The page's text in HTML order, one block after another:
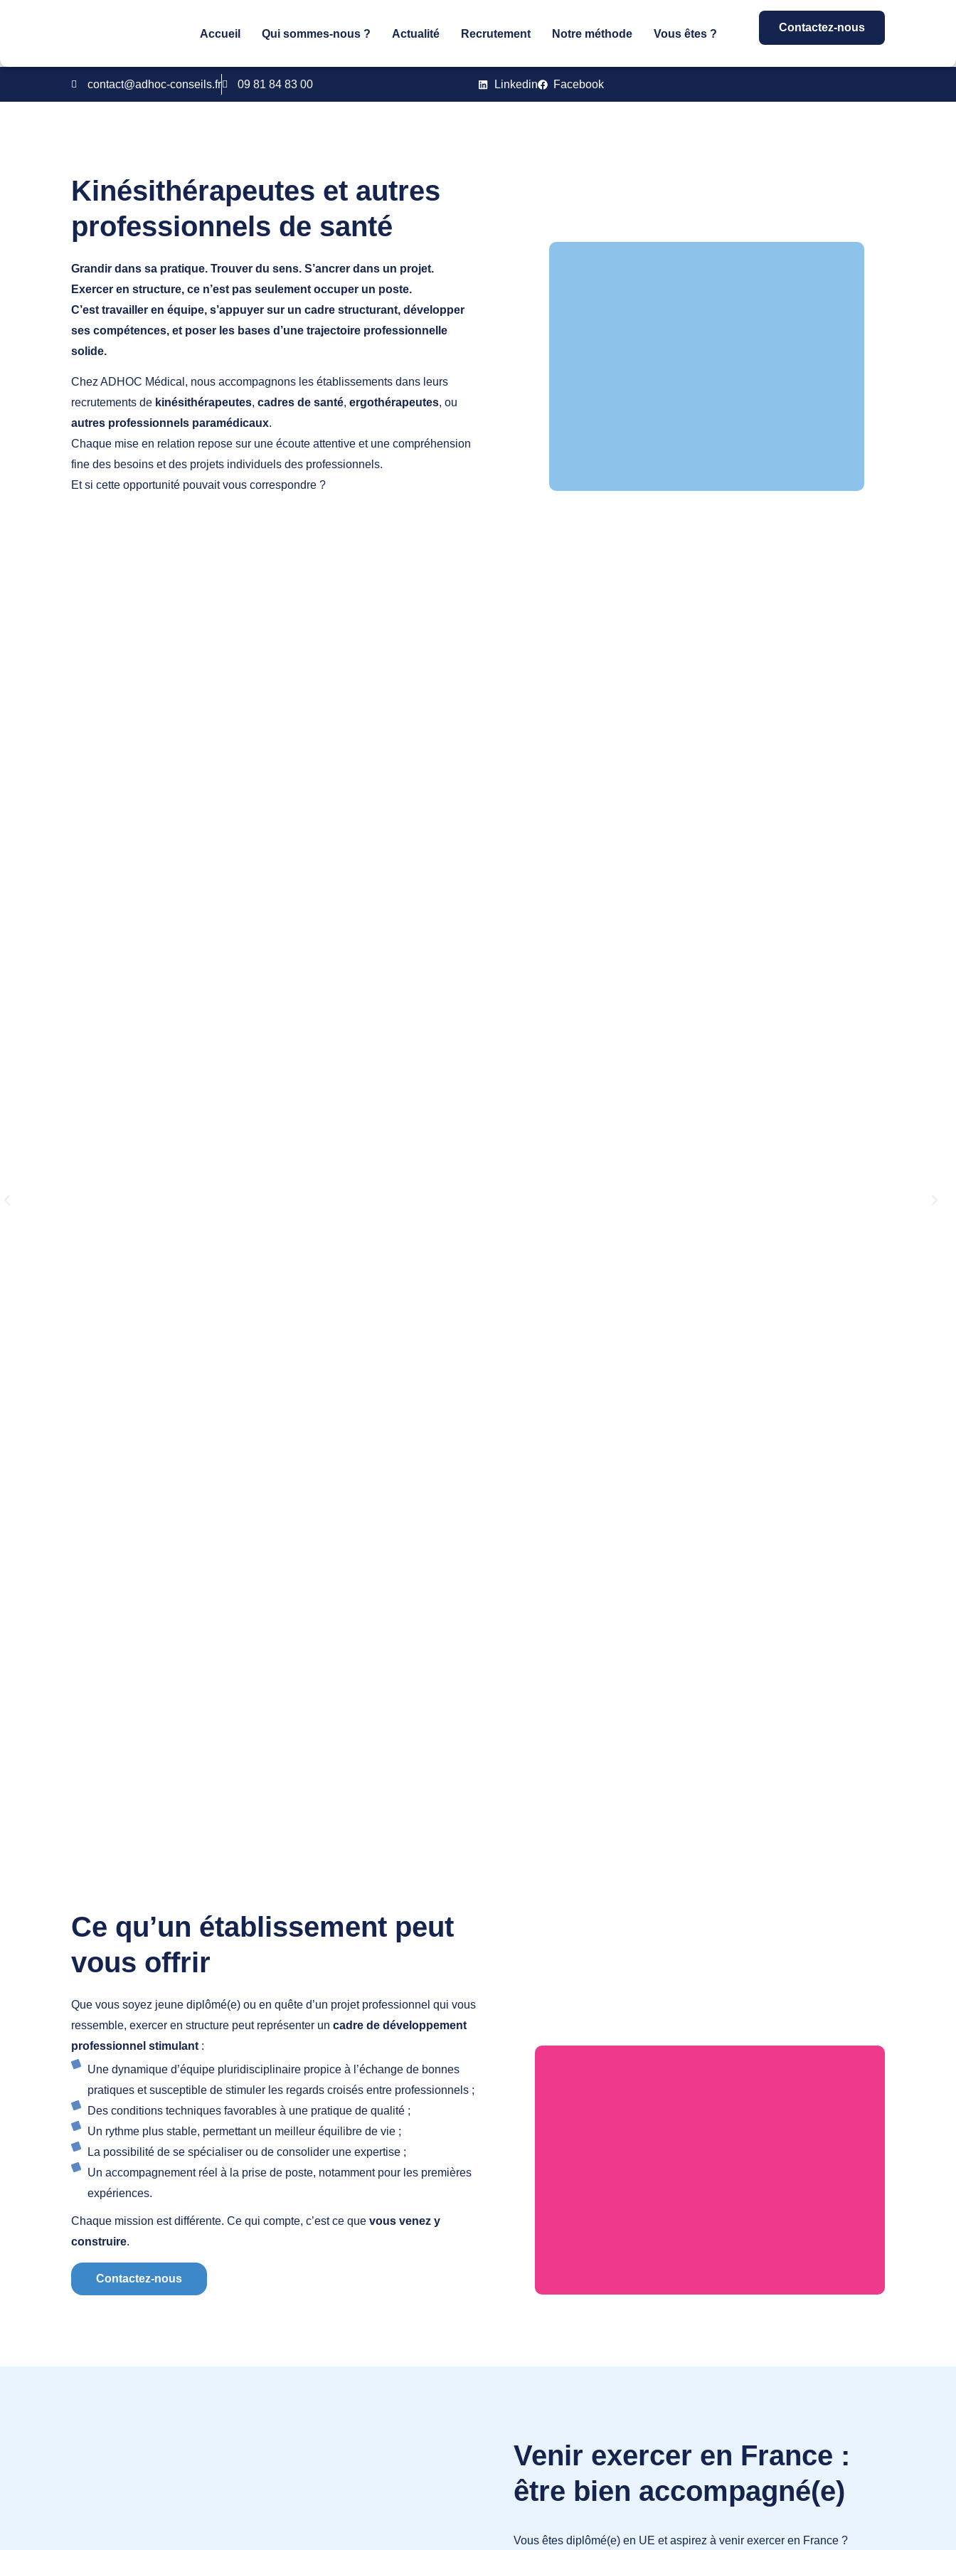
Accueil Qui sommes-nous ? Actualité Recrutement Notre méthode Vous êtes ? Contactez-nous
contact@adhoc-conseils.fr 09 81 84 83 00 Linkedin Facebook
Kinésithérapeutes et autres
professionnels de santé
Grandir dans sa pratique. Trouver du sens. S’ancrer dans un projet.
Exercer en structure, ce n’est pas seulement occuper un poste.
C’est travailler en équipe, s’appuyer sur un cadre structurant, développer
ses compétences, et poser les bases d’une trajectoire professionnelle
solide.
Chez ADHOC Médical, nous accompagnons les établissements dans leurs
recrutements de kinésithérapeutes, cadres de santé, ergothérapeutes, ou
autres professionnels paramédicaux.
Chaque mise en relation repose sur une écoute attentive et une compréhension
fine des besoins et des projets individuels des professionnels.
Et si cette opportunité pouvait vous correspondre ?
Ce qu’un établissement peut
vous offrir
Que vous soyez jeune diplômé(e) ou en quête d’un projet professionnel qui vous
ressemble, exercer en structure peut représenter un cadre de développement
professionnel stimulant :
Une dynamique d’équipe pluridisciplinaire propice à l’échange de bonnes
pratiques et susceptible de stimuler les regards croisés entre professionnels ;
Des conditions techniques favorables à une pratique de qualité ;
Un rythme plus stable, permettant un meilleur équilibre de vie ;
La possibilité de se spécialiser ou de consolider une expertise ;
Un accompagnement réel à la prise de poste, notamment pour les premières
expériences.
Chaque mission est différente. Ce qui compte, c’est ce que vous venez y
construire.
Contactez-nous
Venir exercer en France :
être bien accompagné(e)
Vous êtes diplômé(e) en UE et aspirez à venir exercer en France ?